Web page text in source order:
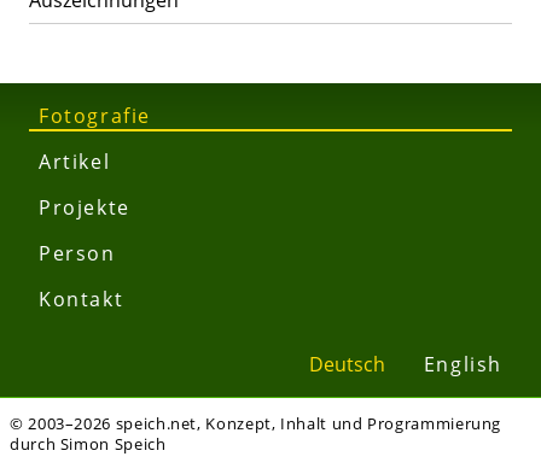
Fotografie
Artikel
Projekte
Person
Kontakt
Deutsch English
© 2003–2026 speich.net, Konzept, Inhalt und Programmierung
durch Simon Speich